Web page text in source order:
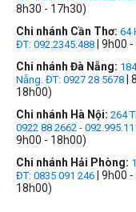
8h30 - 17h30)
Chi nhánh Cần Thơ: 64
ĐT: 092.2345.488 | 9h00
Chi nhánh Đà Nẵng:
Nẵng. ĐT: 0927 28 5678 |
18h00)
Chi nhánh Hà Nội: 264
0922 88 2662 -
9h00 - 18h00)
Chi nhánh Hải Phòng:
ĐT: 0835 091 246 | 9h00
18h00)